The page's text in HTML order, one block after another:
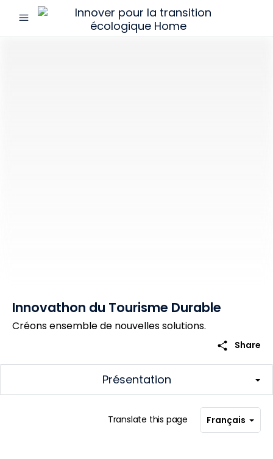
menu
Innover
Innovathon du Tourisme Durable
Créons ensemble de nouvelles solutions.
share Share
Présentation
Translate this page Français